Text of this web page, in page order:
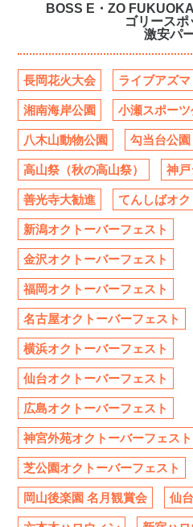
BOSS E・ZO
ゴリース
激安パ
長岡花火大会 ライブアズマ
湘南海岸公園 小瀬スポーツ
八木山動物公園 勾当台公園
高山祭（秋の高山祭） 神戸
善光寺大勧進 てんしばオ
新潟オクトーバーフェスト
金沢オクトーバーフェスト
福岡オクトーバーフェスト
名古屋オクトーバーフェスト
横浜オクトーバーフェスト
仙台オクトーバーフェスト
広島オクトーバーフェスト
神宮外苑オクトーバーフェスト
芝公園オクトーバーフェスト
岡山後楽園 名月観賞会 仙